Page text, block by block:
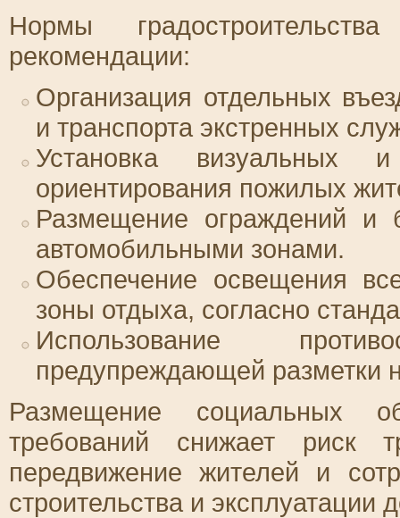
Нормы
рекомендации:
Организация отдельных
и транспорта экстренных
Установка визуальных
ориентирования пожилых
Размещение ограждений
автомобильными зонами.
Обеспечение освещения
зоны отдыха, согласно
Использование
предупреждающей разметки
Размещение социальных
требований снижает риск
передвижение жителей и
строительства и эксплуатации